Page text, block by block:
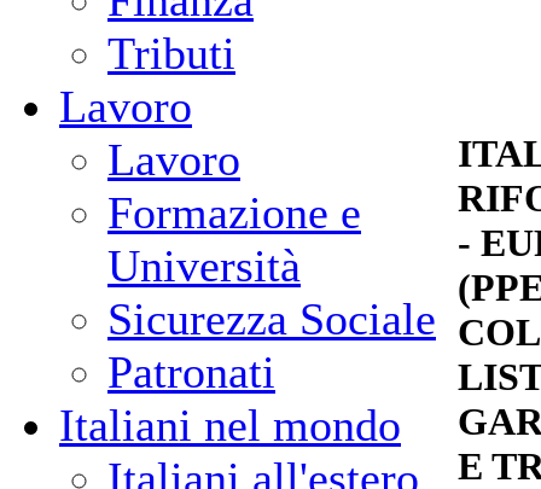
Tributi
Lavoro
Lavoro
Formazione e
Università
Sicurezza Sociale
Patronati
Italiani nel mondo
Italiani all'estero
-
E